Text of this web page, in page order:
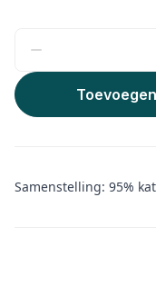
Samenstelling: 95%